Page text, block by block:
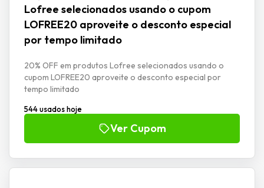
Lofree selecionados usando o cupom
LOFREE20 aproveite o desconto especial
por tempo limitado
20% OFF em produtos Lofree selecionados usando o
cupom LOFREE20 aproveite o desconto especial por
tempo limitado
544 usados hoje
Ver Cupom